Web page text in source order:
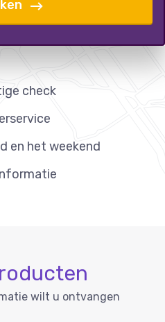
check
en het weekend
wilt u ontvangen